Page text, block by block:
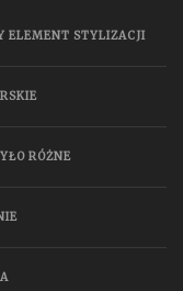
ELEMENT STYLIZACJI
RÓŻNE